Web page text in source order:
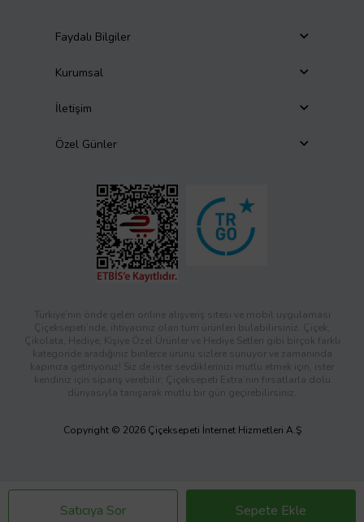
Satıcıya Sor Sepete Ekle
Faydalı Bilgiler
Kurumsal
İletişim
Özel Günler
Türkiye’nin önde gelen online alışveriş sitesi ve mobil uygulaması
Çiçeksepeti’nde, ihtiyacınız olan tüm ürünleri bulabilirsiniz. Çiçek,
Çikolata, Hediye, Kişiye Özel Ürünler ve Hediye Setleri gibi birçok farklı
kategoride aradığınız binlerce ürünü sizlere sunuyor ve zamanında
kapınıza getiriyoruz! Siz de ister sevdiklerinizi mutlu etmek için, ister
kendiniz için sipariş verebilir; Çiçeksepeti Extra’nın fırsatlarla dolu
dünyasıyla tanışarak mutlu bir gün geçirebilirsiniz.
Copyright © 2026 Çiçeksepeti İnternet Hizmetleri A.Ş